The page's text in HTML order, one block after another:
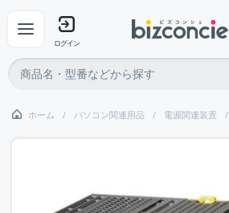
ログイン
ホーム パソコン関連用品 電源関連装置